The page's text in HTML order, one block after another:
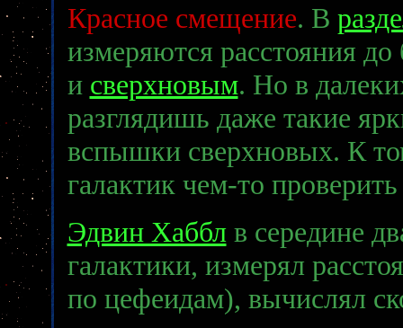
Красное смещение. В
измеряются расстояния
и сверхновым. Но в
разглядишь даже такие
вспышки сверхновых. К
галактик чем-то
Эдвин Хабблв середине
галактики, измерял
по цефеидам), вычислял